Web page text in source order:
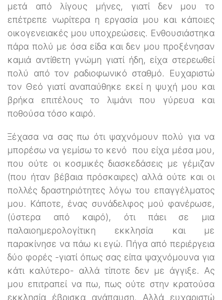
μετά από λίγους μήνες, γιατί δεν μου το
επέτρεπε νωρίτερα η εργασία μου και κάποιες
οικογενειακές μου υποχρεώσεις. Ενθουσιάστηκα
πάρα πολύ με όσα είδα και δεν μου προξένησαν
καμιά αντίθετη γνώμη γιατί ήδη, είχα στερεωθεί
πολύ από τον ραδιοφωνικό σταθμό. Ευχαριστώ
τον Θεό γιατί αναπαύθηκε εκεί η ψυχή μου και
βρήκα επιτέλους το λιμάνι που γύρευα και
ποθούσα τόσο καιρό.
Ξέχασα να σας πω ότι ψαχνόμουν πολύ για να
μπορέσω να γεμίσω το κενό που είχα μέσα μου,
που ούτε οι κοσμικές διασκεδάσεις με γέμιζαν
(που ήταν βέβαια πρόσκαιρες) αλλά ούτε και οι
πολλές δραστηριότητες λόγω του επαγγέλματος
μου. Κάποτε, ένας συνάδελφος μού φανέρωσε,
(ύστερα από καιρό), ότι πάει σε μια
παλαιοημερολογίτικη εκκλησία και με
παρακίνησε να πάω κι εγώ. Πήγα από περιέργεια
δύο φορές -γιατί όπως σας είπα ψαχνόμουνα για
κάτι καλύτερο- αλλά τίποτε δεν με άγγιξε. Ας
μου επιτραπεί να πω, πως ούτε στην κρατούσα
εκκλησία έβρισκα ανάπαυση. Αλλά ευχαριστώ